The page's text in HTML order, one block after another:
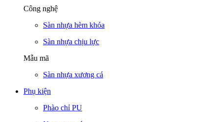
Công nghệ
Sàn nhựa hèm khóa
Sàn nhựa chịu lực
Mẫu mã
Sàn nhựa xương cá
Phụ kiện
Phào chỉ PU